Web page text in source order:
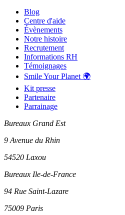
Blog
Centre d'aide
Évènements
Notre histoire
Recrutement
Informations RH
Témoignages
Smile Your Planet 🌍
Kit presse
Partenaire
Parrainage
Bureaux Grand Est
9 Avenue du Rhin
54520 Laxou
Bureaux Ile-de-France
94 Rue Saint-Lazare
75009 Paris